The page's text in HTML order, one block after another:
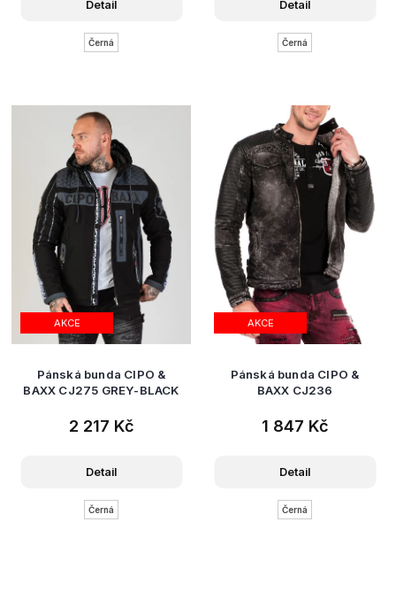
Detail
Černá
Detail
Černá
AKCE
Pánská bunda CIPO &
BAXX CJ275 GREY-BLACK
2 217 Kč
Detail
Černá
AKCE
Pánská bunda CIPO &
BAXX CJ236
1 847 Kč
Detail
Černá